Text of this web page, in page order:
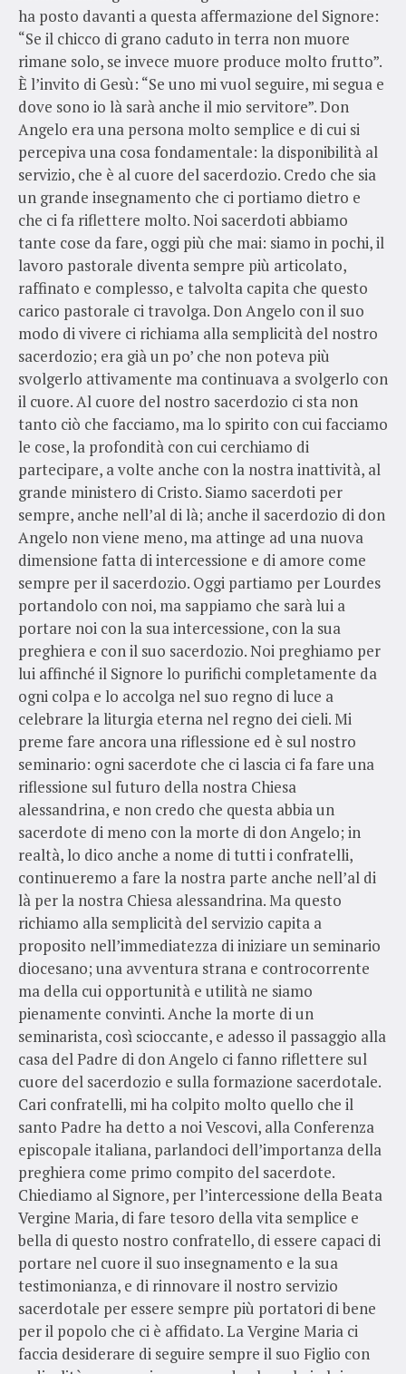
ha posto davanti a questa affermazione del Signore:
“Se il chicco di grano caduto in terra non muore
rimane solo, se invece muore produce molto frutto”.
È l’invito di Gesù: “Se uno mi vuol seguire, mi segua e
dove sono io là sarà anche il mio servitore”. Don
Angelo era una persona molto semplice e di cui si
percepiva una cosa fondamentale: la disponibilità al
servizio, che è al cuore del sacerdozio. Credo che sia
un grande insegnamento che ci portiamo dietro e
che ci fa riflettere molto. Noi sacerdoti abbiamo
tante cose da fare, oggi più che mai: siamo in pochi, il
lavoro pastorale diventa sempre più articolato,
raffinato e complesso, e talvolta capita che questo
carico pastorale ci travolga. Don Angelo con il suo
modo di vivere ci richiama alla semplicità del nostro
sacerdozio; era già un po’ che non poteva più
svolgerlo attivamente ma continuava a svolgerlo con
il cuore. Al cuore del nostro sacerdozio ci sta non
tanto ciò che facciamo, ma lo spirito con cui facciamo
le cose, la profondità con cui cerchiamo di
partecipare, a volte anche con la nostra inattività, al
grande ministero di Cristo. Siamo sacerdoti per
sempre, anche nell’al di là; anche il sacerdozio di don
Angelo non viene meno, ma attinge ad una nuova
dimensione fatta di intercessione e di amore come
sempre per il sacerdozio. Oggi partiamo per Lourdes
portandolo con noi, ma sappiamo che sarà lui a
portare noi con la sua intercessione, con la sua
preghiera e con il suo sacerdozio. Noi preghiamo per
lui affinché il Signore lo purifichi completamente da
ogni colpa e lo accolga nel suo regno di luce a
celebrare la liturgia eterna nel regno dei cieli. Mi
preme fare ancora una riflessione ed è sul nostro
seminario: ogni sacerdote che ci lascia ci fa fare una
riflessione sul futuro della nostra Chiesa
alessandrina, e non credo che questa abbia un
sacerdote di meno con la morte di don Angelo; in
realtà, lo dico anche a nome di tutti i confratelli,
continueremo a fare la nostra parte anche nell’al di
là per la nostra Chiesa alessandrina. Ma questo
richiamo alla semplicità del servizio capita a
proposito nell’immediatezza di iniziare un seminario
diocesano; una avventura strana e controcorrente
ma della cui opportunità e utilità ne siamo
pienamente convinti. Anche la morte di un
seminarista, così scioccante, e adesso il passaggio alla
casa del Padre di don Angelo ci fanno riflettere sul
cuore del sacerdozio e sulla formazione sacerdotale.
Cari confratelli, mi ha colpito molto quello che il
santo Padre ha detto a noi Vescovi, alla Conferenza
episcopale italiana, parlandoci dell’importanza della
preghiera come primo compito del sacerdote.
Chiediamo al Signore, per l’intercessione della Beata
Vergine Maria, di fare tesoro della vita semplice e
bella di questo nostro confratello, di essere capaci di
portare nel cuore il suo insegnamento e la sua
testimonianza, e di rinnovare il nostro servizio
sacerdotale per essere sempre più portatori di bene
per il popolo che ci è affidato. La Vergine Maria ci
faccia desiderare di seguire sempre il suo Figlio con